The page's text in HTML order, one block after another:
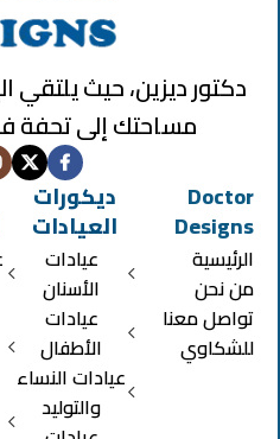
دكتور ديزين، حيث يلتقي
مساحتك إلى تحفة
Doctor
Designs
الرئيسية
من نحن
تواصل معنا
للشكاوي
ديكورات
العيادات
عيادات
الأسنان
عيادات
الأطفال
عيادات النساء
والتوليد